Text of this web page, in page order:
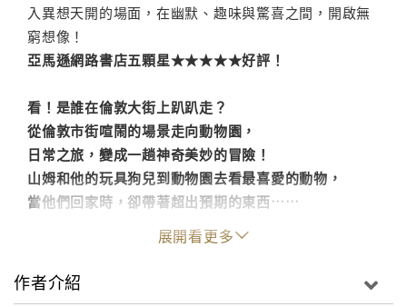
入異想天開的場面，在幽默、趣味與驚喜之間，開啟無
窮想像！
亞馬遜網路書店五顆星★★★★★好評！
看！是誰在倫敦大街上趴趴走？
從倫敦市街喧鬧的場景走向動物園，
日常之旅，變成一趟神奇美妙的冒險！
山姆和他的玩具狗兒到動物園去看最喜愛的動物，
當他們回家時，卻帶著超出預期的東西……
跟著美麗的圖畫‧詩韻般的優美文字‧異想天開的奇妙想
像，
從地面到天空，一起走入倫敦市街流動的風景……
展開看更多
作者介紹